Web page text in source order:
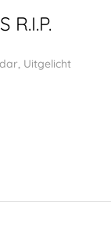
R.I.P.
Uitgelicht